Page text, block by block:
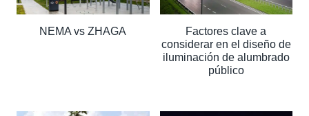
NEMA vs ZHAGA
Factores clave a
considerar en el diseño de
iluminación de alumbrado
público